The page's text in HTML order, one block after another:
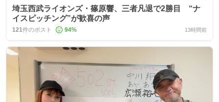
埼玉西武ライオンズ・篠原響、三者凡退で2勝目 “ナ
イスピッチング”が歓喜の声
121件のポスト 94% 13時間前